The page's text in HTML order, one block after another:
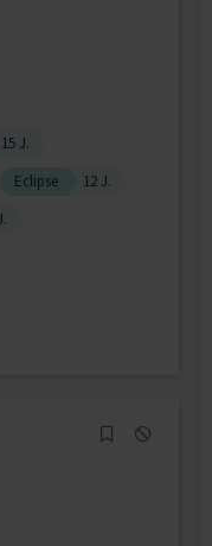
15 J.
Eclipse
12 J.